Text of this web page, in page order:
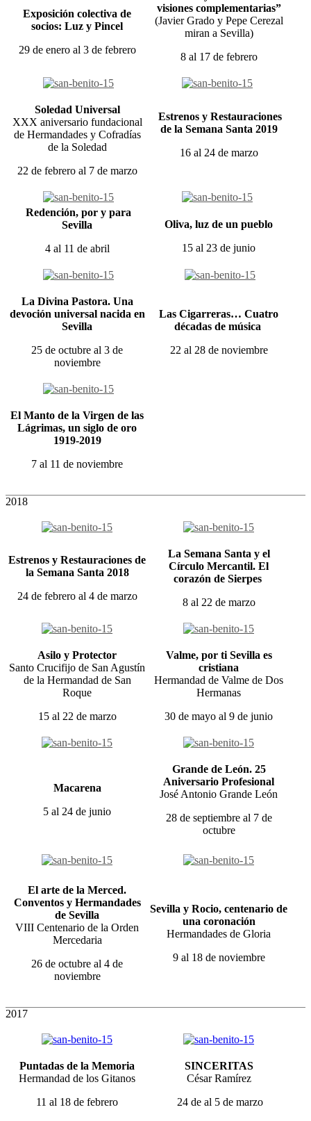
Exposición colectiva de
socios: Luz y Pincel
29 de enero al 3 de febrero
visiones complementarias”
(Javier Grado y Pepe Cerezal
miran a Sevilla)
8 al 17 de febrero
Soledad Universal
XXX aniversario fundacional
de Hermandades y Cofradías
de la Soledad
22 de febrero al 7 de marzo
Estrenos y Restauraciones
de la Semana Santa 2019
16 al 24 de marzo
Redención, por y para
Sevilla
4 al 11 de abril
Oliva, luz de un pueblo
15 al 23 de junio
La Divina Pastora. Una
devoción universal nacida en
Sevilla
25 de octubre al 3 de
noviembre
Las Cigarreras… Cuatro
décadas de música
22 al 28 de noviembre
El Manto de la Virgen de las
Lágrimas, un siglo de oro
1919-2019
7 al 11 de noviembre
2018
Estrenos y Restauraciones de
la Semana Santa 2018
24 de febrero al 4 de marzo
La Semana Santa y el
Círculo Mercantil. El
corazón de Sierpes
8 al 22 de marzo
Asilo y Protector
Santo Crucifijo de San Agustín
de la Hermandad de San
Roque
15 al 22 de marzo
Valme, por ti Sevilla es
cristiana
Hermandad de Valme de Dos
Hermanas
30 de mayo al 9 de junio
Macarena
5 al 24 de junio
Grande de León. 25
Aniversario Profesional
José Antonio Grande León
28 de septiembre al 7 de
octubre
El arte de la Merced.
Conventos y Hermandades
de Sevilla
VIII Centenario de la Orden
Mercedaria
26 de octubre al 4 de
noviembre
Sevilla y Rocio, centenario de
una coronación
Hermandades de Gloria
9 al 18 de noviembre
2017
Puntadas de la Memoria
Hermandad de los Gitanos
11 al 18 de febrero
SINCERITAS
César Ramírez
24 de al 5 de marzo